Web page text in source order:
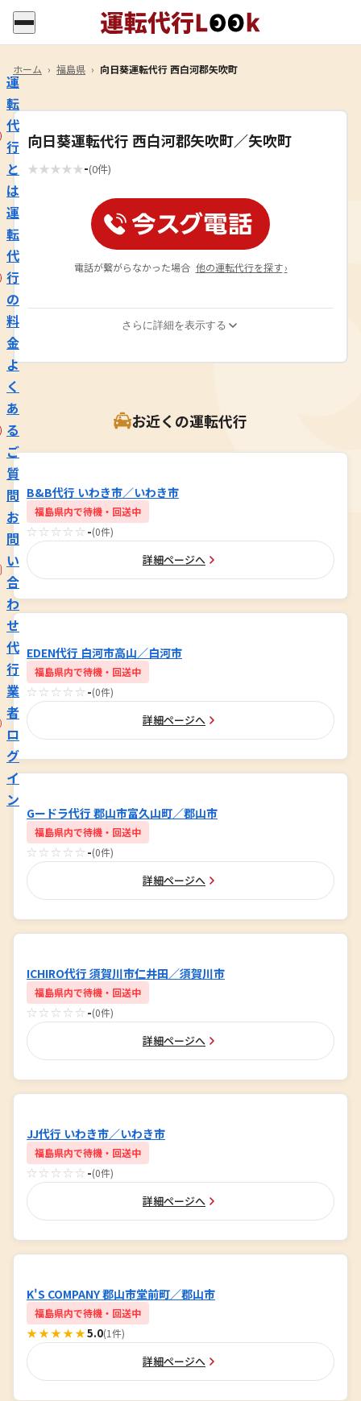
運
転
代
行
と
は
運
転
代
行
の
料
金
よ
く
あ
る
ご
質
問
お
問
い
合
わ
せ
代
行
業
者
ロ
グ
イ
ン
ホーム › 福島県 › 向日葵運転代行 西白河郡矢吹町
向日葵運転代行 西白河郡矢吹町／矢吹町
★★★★★-(0件)
電話が繋がらなかった場合 他の運転代行を探す ›
さらに詳細を表示する
お近くの運転代行
B&B代行 いわき市／いわき市
福島県内で待機・回送中
☆☆☆☆☆ -(0件)
詳細ページへ
EDEN代行 白河市高山／白河市
福島県内で待機・回送中
☆☆☆☆☆ -(0件)
詳細ページへ
Gードラ代行 郡山市富久山町／郡山市
福島県内で待機・回送中
☆☆☆☆☆ -(0件)
詳細ページへ
ICHIRO代行 須賀川市仁井田／須賀川市
福島県内で待機・回送中
☆☆☆☆☆ -(0件)
詳細ページへ
JJ代行 いわき市／いわき市
福島県内で待機・回送中
☆☆☆☆☆ -(0件)
詳細ページへ
K'S COMPANY 郡山市堂前町／郡山市
福島県内で待機・回送中
★★★★★5.0(1件)
詳細ページへ